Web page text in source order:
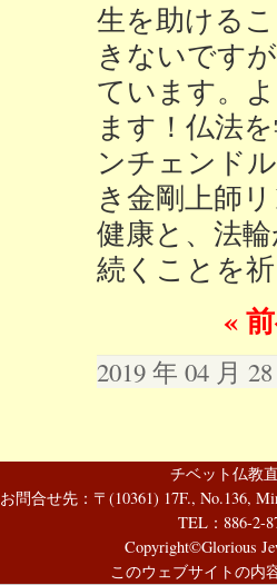
生を助ける
きないです
ています。
ます！仏法
ンチェンド
き金剛上師
健康と、法
続くことを
«
2019 年 04 月
チベット仏教
お問合せ先：〒(10361) 17F., No.136,
TEL：886-2-
Copyright©Glorious
このウェブサイトの内